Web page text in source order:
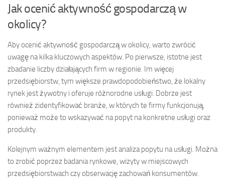
Jak ocenić aktywność gospodarczą w
okolicy?
Aby ocenić aktywność gospodarczą w okolicy, warto zwrócić
uwagę na kilka kluczowych aspektów. Po pierwsze, istotne jest
zbadanie liczby działających firm w regionie. Im więcej
przedsiębiorstw, tym większe prawdopodobieństwo, że lokalny
rynek jest żywotny i oferuje różnorodne usługi. Dobrze jest
również zidentyfikować branże, w których te firmy funkcjonują,
ponieważ może to wskazywać na popyt na konkretne usługi oraz
produkty.
Kolejnym ważnym elementem jest analiza popytu na usługi. Można
to zrobić poprzez badania rynkowe, wizyty w miejscowych
przedsiębiorstwach czy obserwację zachowań konsumentów.